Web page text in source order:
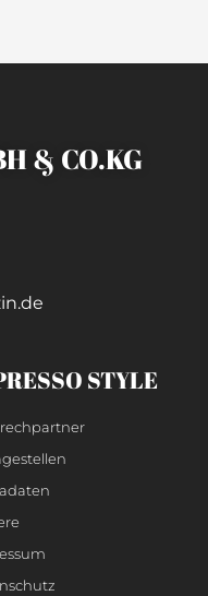
& CO.KG
STYLE